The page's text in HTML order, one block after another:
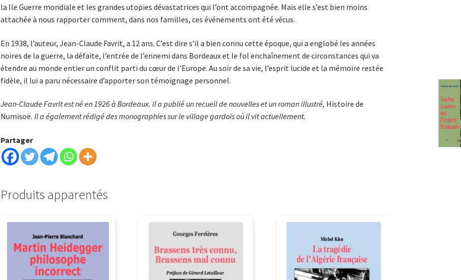
la IIe Guerre mondiale et les grandes utopies dévastatrices qui l’ont accompagnée. Mais elle s’est bien moins
attachée à nous rapporter comment, dans nos familles, ces événements ont été vécus.
En 1938, l’auteur, Jean-Claude Favrit, a 12 ans. C’est dire s’il a bien connu cette époque, qui a englobé les années
noires de la guerre, la défaite, l’entrée de l’ennemi dans Bordeaux et le fol enchaînement de circonstances qui va
étendre au monde entier un conflit parti du cœur de l’Europe. Au soir de sa vie, l’esprit lucide et la mémoire restée
fidèle, il lui a paru nécessaire d’apporter son témoignage personnel.
Jean-Claude Favrit est né en 1926 à Bordeaux. Il a publié un recueil de nouvelles et un roman illustré, Histoire de
Numisoë. Il a également rédigé des monographies sur le village gardois où il vit actuellement.
Partager
Produits apparentés